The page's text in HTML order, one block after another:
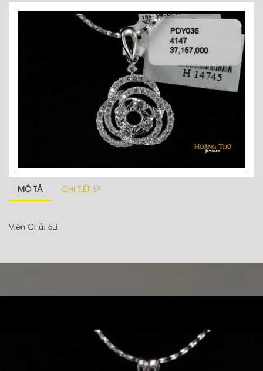
MÔ TẢ CHI TIẾT SP
Viên Chủ: 6Li